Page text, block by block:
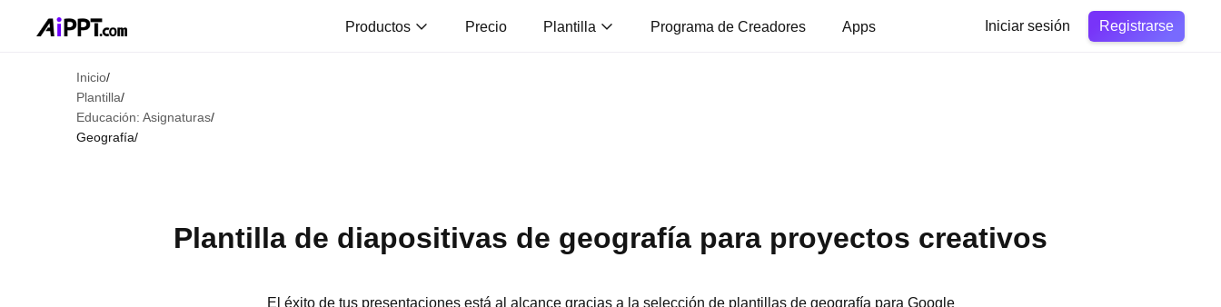
Productos Precio Plantilla Programa de Creadores Apps Iniciar sesión Registrarse
Inicio/
Plantilla/
Educación: Asignaturas/
Geografía/
Plantilla de diapositivas de geografía para proyectos creativos
El éxito de tus presentaciones está al alcance gracias a la selección de plantillas de geografía para Google